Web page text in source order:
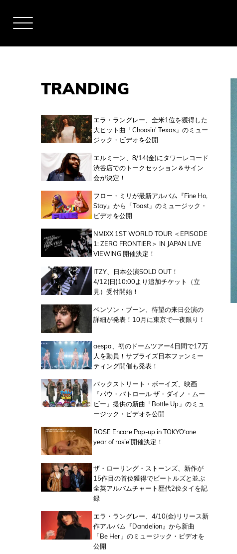
TRANDING
エラ・ラングレー、全米1位を獲得した
大ヒット曲「Choosin' Texas」のミュー
ジック・ビデオを公開
エルミーン、8/14(金)にタワーレコード
渋谷店でのトークセッション＆サイン
会が決定！
フロー・ミリが最新アルバム『Fine Ho,
Stay』から「Toast」のミュージック・
ビデオを公開
NMIXX 1ST WORLD TOUR ＜EPISODE
1: ZERO FRONTIER＞ IN JAPAN LIVE
VIEWING 開催決定！
ITZY、日本公演SOLD OUT！
4/12(日)10:00より追加チケット（立
見）受付開始！
ベンソン・ブーン、待望の来日公演の
詳細が発表！10月に東京で一夜限り！
aespa、初のドームツアー4日間で17万
人を動員！サプライズ日本ファンミー
ティング開催も発表！
バックストリート・ボーイズ、映画
『パウ・パトロール ザ・ダイノ・ムー
ビー』提供の新曲「Bottle Up」のミュ
ージック・ビデオを公開
ROSE Encore Pop-up in TOKYO‘one
year of rosie’開催決定！
ザ・ローリング・ストーンズ、新作が
15作目の首位獲得でビートルズと並ぶ
全英アルバムチャート歴代2位タイを記
録
エラ・ラングレー、4/10(金)リリース新
作アルバム『Dandelion』から新曲
「Be Her」のミュージック・ビデオを
公開